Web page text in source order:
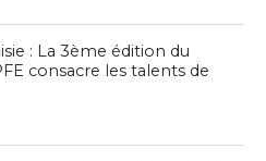
: La 3ème édition du
consacre les talents de